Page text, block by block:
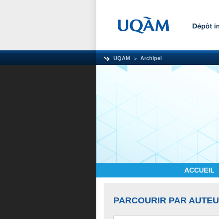
UQAM Archipel
ACCUEIL
PARCOURIR PAR